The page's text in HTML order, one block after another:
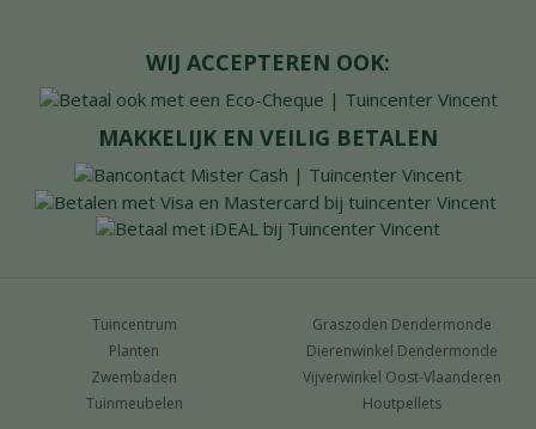
WIJ ACCEPTEREN OOK:
MAKKELIJK EN VEILIG BETALEN
Tuincentrum
Planten
Zwembaden
Tuinmeubelen
Graszoden Dendermonde
Dierenwinkel Dendermonde
Vijverwinkel Oost-Vlaanderen
Houtpellets